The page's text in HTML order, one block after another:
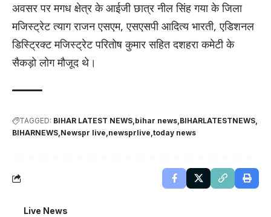
अवसर पर मगध क्षेत्र के आईजी छात्र नील सिंह गया के जिला
मजिस्ट्रेट त्याग राजन एसएम, एसएसपी आदित्य भारती, एडिशनल
डिस्ट्रिक्ट मजिस्ट्रेट परितोष कुमार सहित दशहरा कमेटी के
सैकड़ो लोग मौजूद थे।
TAGGED: BIHAR LATEST NEWS bihar news BIHARLATESTNEWS
BIHARNEWS Newspr live newsprlive today news
Live News